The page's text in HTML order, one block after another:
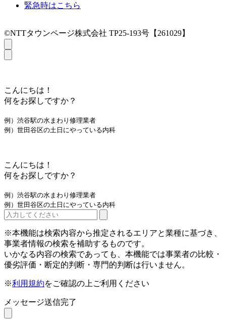
緊急時はこちら
©NTTタウンページ株式会社 TP25-193号【261029】
こんにちは！
何をお探しですか？
例）渋谷駅の水まわり修理業者
例）世田谷区の土日にやっている内科
こんにちは！
何をお探しですか？
例）渋谷駅の水まわり修理業者
例）世田谷区の土日にやっている内科
※本機能は検索内容から推定されるエリアと業種に基づき、
事業者情報の検索を補助するものです。
いかなる内容の検索であっても、本機能では事業者の比較・
優劣評価・断定的判断・専門的判断は行いません。
※利用規約をご確認の上ご利用ください
メッセージ送信完了